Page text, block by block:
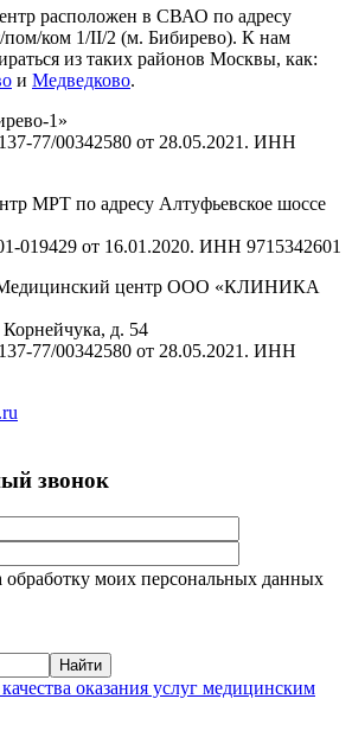
расположен в СВАО по адресу
пом/ком 1/II/2 (м. Бибирево). К нам
из таких районов Москвы, как:
и Медведково.
1»
77/00342580 от 28.05.2021. ИНН
МРТ по адресу Алтуфьевское шоссе
019429 от 16.01.2020. ИНН 9715342601
центр ООО «КЛИНИКА
д. 54
77/00342580 от 28.05.2021. ИНН
звонок
обработку моих персональных данных
оказания услуг медицинским